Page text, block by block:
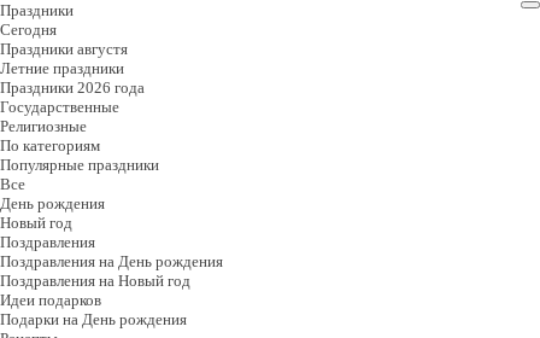
Праздники
Cегодня
Праздники августя
Летние праздники
Праздники 2026 года
Государственные
Религиозные
По категориям
Популярные праздники
Все
День рождения
Новый год
Поздравления
Поздравления на День рождения
Поздравления на Новый год
Идеи подарков
Подарки на День рождения